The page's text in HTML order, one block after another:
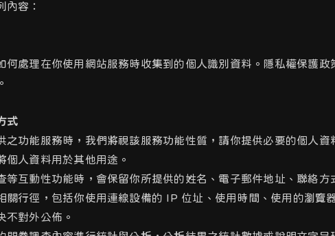
內容：
何處理在你使用網站服務時收集到的個人識別資料。隱私權保護
式
之功能服務時，我們將視該服務功能性質，請你提供必要的個人
個人資料用於其他用途。
等互動性功能時，會保留你所提供的姓名、電子郵件地址、聯絡方
關行徑，包括你使用連線設備的 IP 位址、使用時間、使用的瀏覽
不對外公佈。